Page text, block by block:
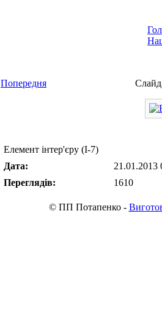
Попередня
Елемент інтер'єру (I-7)
Дата:
21.01.2013
Переглядів:
1610
© ПП Потапенко -